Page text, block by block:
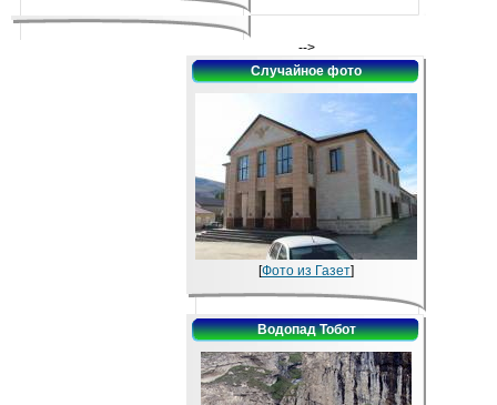
-->
Случайное фото
[Фото из Газет]
Водопад Тобот